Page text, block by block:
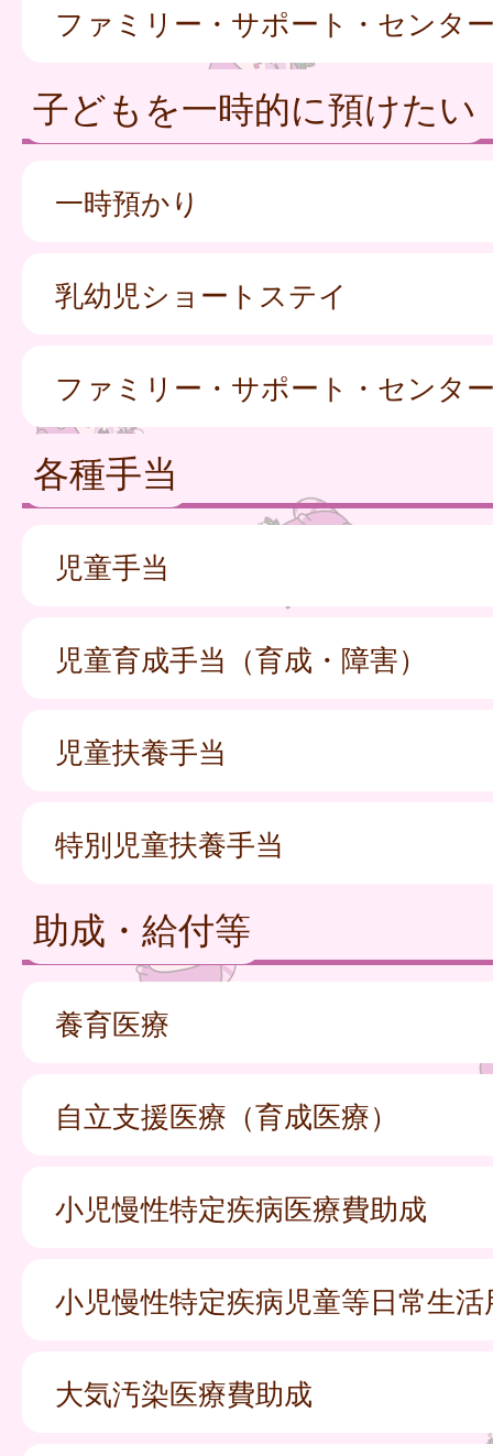
ファミリー・サポート・センタ
子どもを一時的に預けたい
一時預かり
乳幼児ショートステイ
ファミリー・サポート・センタ
各種手当
児童手当
児童育成手当（育成・障害）
児童扶養手当
特別児童扶養手当
助成・給付等
養育医療
自立支援医療（育成医療）
小児慢性特定疾病医療費助成
小児慢性特定疾病児童等日常生
大気汚染医療費助成